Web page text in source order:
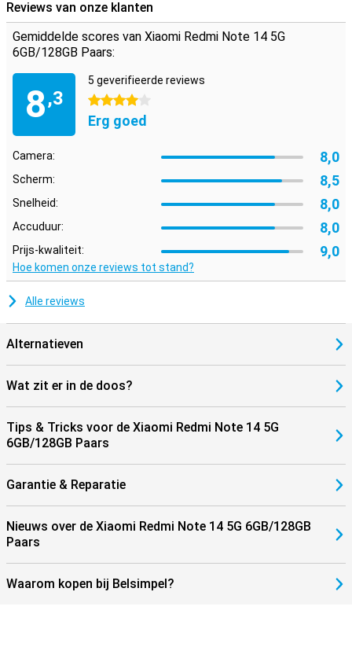
Reviews van onze klanten
Gemiddelde scores van Xiaomi Redmi Note 14 5G
6GB/128GB Paars:
8,3
5 geverifieerde reviews
4 sterren
Erg goed
Camera: 8,0
Scherm: 8,5
Snelheid: 8,0
Accuduur: 8,0
Prijs-kwaliteit: 9,0
Hoe komen onze reviews tot stand?
Alle reviews
Alternatieven
Wat zit er in de doos?
Tips & Tricks voor de Xiaomi Redmi Note 14 5G
6GB/128GB Paars
Garantie & Reparatie
Nieuws over de Xiaomi Redmi Note 14 5G 6GB/128GB
Paars
Waarom kopen bij Belsimpel?